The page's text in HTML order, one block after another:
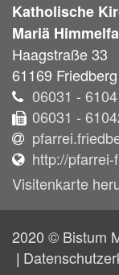
Katholische
Mariä
Haagstraße 33
61169 Friedberg
06031 -
06031 -
http://
Visitenkarte
2020 © Bistum